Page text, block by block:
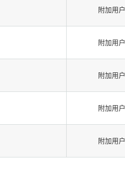
附加用户
附加用户
附加用户
附加用户
附加用户